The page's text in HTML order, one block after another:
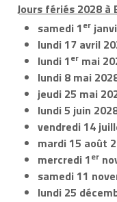
Jours fériés 2028 à
samedi 1er
lundi 17 avril
lundi 1er mai
lundi 8 mai
jeudi 25 mai
lundi 5 juin
vendredi 14
mardi 15 août
mercredi 1er
samedi 11
lundi 25